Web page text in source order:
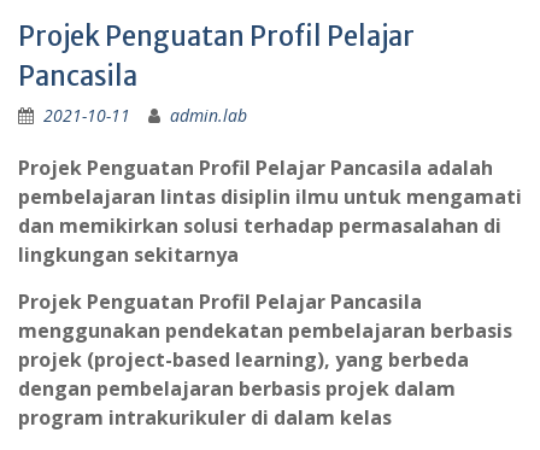
Projek Penguatan Profil Pelajar
Pancasila
2021-10-11 admin.lab
Projek Penguatan Profil Pelajar Pancasila adalah
pembelajaran lintas disiplin ilmu untuk mengamati
dan memikirkan solusi terhadap permasalahan di
lingkungan sekitarnya
Projek Penguatan Profil Pelajar Pancasila
menggunakan pendekatan pembelajaran berbasis
projek (project-based learning), yang berbeda
dengan pembelajaran berbasis projek dalam
program intrakurikuler di dalam kelas